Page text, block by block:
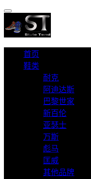
首页
鞋类
耐克
阿迪达斯
巴黎世家
新百伦
亚瑟士
万斯
彪马
匡威
其他品牌